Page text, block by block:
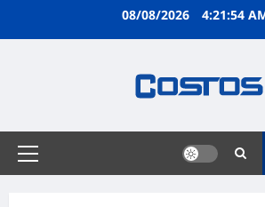
08/08/2026 4:21:55